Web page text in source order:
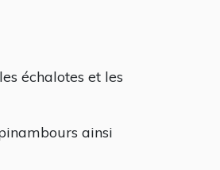
échalotes et les
ainsi